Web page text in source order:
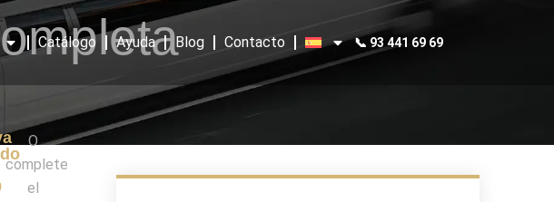
Catálogo Ayuda Blog Contacto 📞 93 441 69 69
O
complete
el